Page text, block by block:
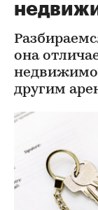
она
другим